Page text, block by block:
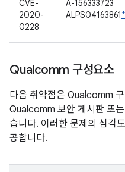
CVE-
2020-
0228
A-156333723
ALPS04163861*
Qualcomm 구성요소
다음 취약점은 Qualcomm
Qualcomm 보안 게시판 또
습니다. 이러한 문제의 심각
공합니다.